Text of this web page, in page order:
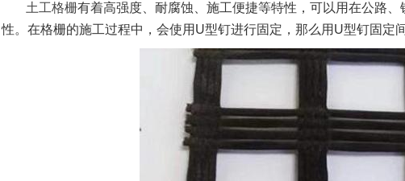
土工格栅有着高强度、耐腐蚀、施工便捷等特性，可以用在公路
性。在格栅的施工过程中，会使用U型钉进行固定，那么用U型钉固定